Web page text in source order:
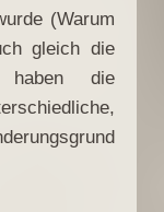
(Warum
gleich die
haben die